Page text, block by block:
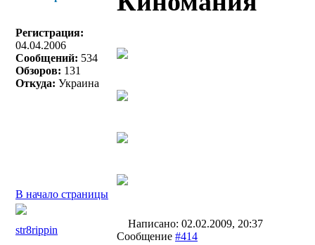
Регистрация:
04.04.2006
Сообщений: 534
Обзоров: 131
Откуда: Украина
В начало страницы
str8rippin
Написано: 02.02.2009, 20:37
Сообщение #414